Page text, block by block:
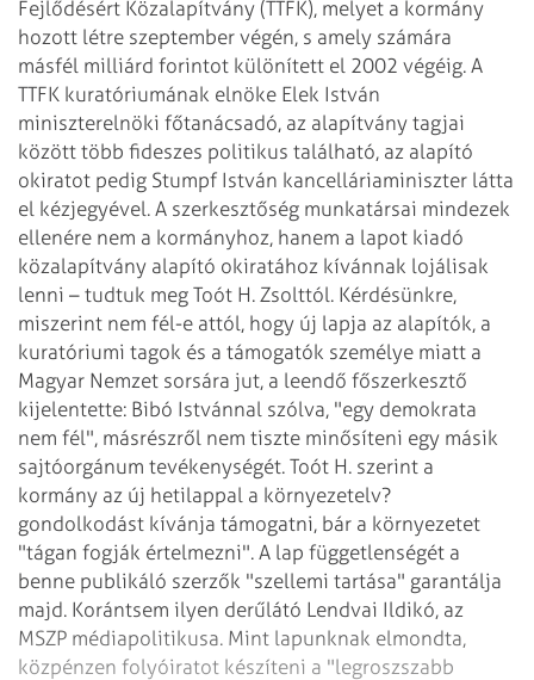
Fejlődésért Közalapítvány (TTFK), melyet a kormány
hozott létre szeptember végén, s amely számára
másfél milliárd forintot különített el 2002 végéig. A
TTFK kuratóriumának elnöke Elek István
miniszterelnöki főtanácsadó, az alapítvány tagjai
között több fideszes politikus található, az alapító
okiratot pedig Stumpf István kancelláriaminiszter látta
el kézjegyével. A szerkesztőség munkatársai mindezek
ellenére nem a kormányhoz, hanem a lapot kiadó
közalapítvány alapító okiratához kívánnak lojálisak
lenni – tudtuk meg Toót H. Zsolttól. Kérdésünkre,
miszerint nem fél-e attól, hogy új lapja az alapítók, a
kuratóriumi tagok és a támogatók személye miatt a
Magyar Nemzet sorsára jut, a leendő főszerkesztő
kijelentette: Bibó Istvánnal szólva, "egy demokrata
nem fél", másrészről nem tiszte minősíteni egy másik
sajtóorgánum tevékenységét. Toót H. szerint a
kormány az új hetilappal a környezetelv?
gondolkodást kívánja támogatni, bár a környezetet
"tágan fogják értelmezni". A lap függetlenségét a
benne publikáló szerzők "szellemi tartása" garantálja
majd. Korántsem ilyen derűlátó Lendvai Ildikó, az
MSZP médiapolitikusa. Mint lapunknak elmondta,
közpénzen folyóiratot készíteni a "legroszszabb